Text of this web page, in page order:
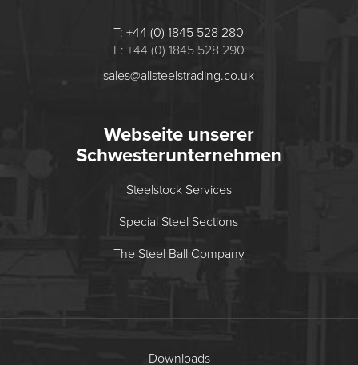
T: +44 (0) 1845 528 280
F: +44 (0) 1845 528 290
sales@allsteelstrading.co.uk
Webseite unserer
Schwesterunternehmen
Steelstock Services
Special Steel Sections
The Steel Ball Company
Downloads